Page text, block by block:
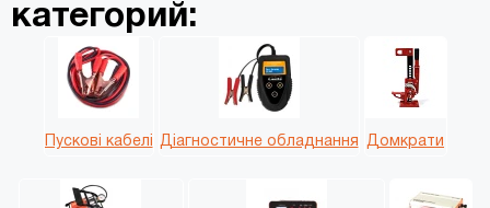
категорий:
Пускові кабелі Діагностичне обладнання Домкрати